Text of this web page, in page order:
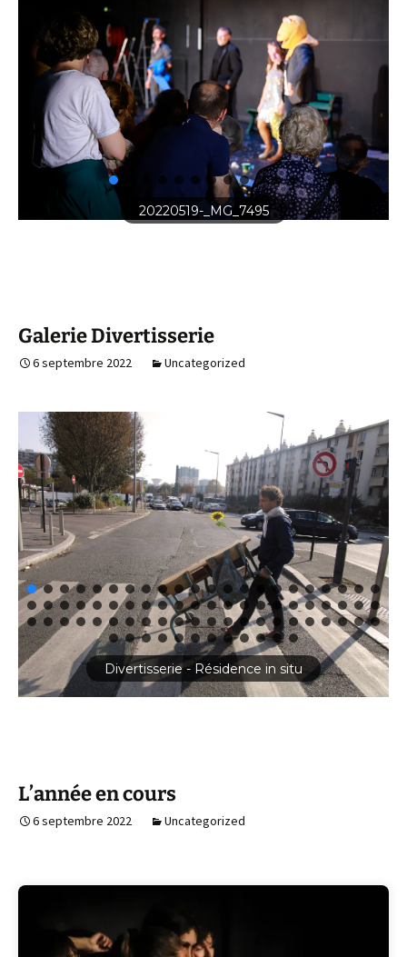
20220519-_MG_7495
Galerie Divertisserie
6 septembre 2022 Uncategorized
Divertisserie - Résidence in situ
L’année en cours
6 septembre 2022 Uncategorized